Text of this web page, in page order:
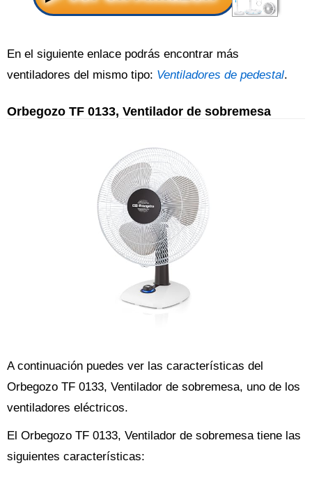
En el siguiente enlace podrás encontrar más
ventiladores del mismo tipo: Ventiladores de pedestal.
Orbegozo TF 0133, Ventilador de sobremesa
A continuación puedes ver las características del
Orbegozo TF 0133, Ventilador de sobremesa, uno de los
ventiladores eléctricos.
El Orbegozo TF 0133, Ventilador de sobremesa tiene las
siguientes características: